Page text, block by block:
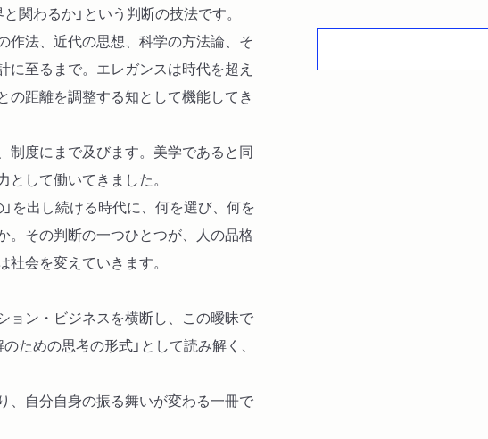
関わるか」という判断の技法です。
作法、近代の思想、科学の方法論、そ
に至るまで。エレガンスは時代を超え
の距離を調整する知として機能してき
制度にまで及びます。美学であると同
して働いてきました。
を出し続ける時代に、何を選び、何を
。その判断の一つひとつが、人の品格
会を変えていきます。
ョン・ビジネスを横断し、この曖昧で
ための思考の形式」として読み解く、
、自分自身の振る舞いが変わる一冊で
第７章 誰がエレガンス
第８章 世界と仲良くし